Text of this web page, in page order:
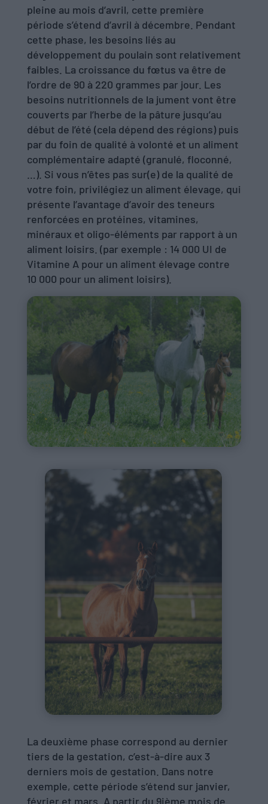
pleine au mois d’avril, cette première
période s’étend d’avril à décembre. Pendant
cette phase, les besoins liés au
développement du poulain sont relativement
faibles. La croissance du fœtus va être de
l’ordre de 90 à 220 grammes par jour. Les
besoins nutritionnels de la jument vont être
couverts par l’herbe de la pâture jusqu’au
début de l’été (cela dépend des régions) puis
par du foin de qualité à volonté et un aliment
complémentaire adapté (granulé, floconné,
…). Si vous n’êtes pas sur(e) de la qualité de
votre foin, privilégiez un aliment élevage, qui
présente l’avantage d’avoir des teneurs
renforcées en protéines, vitamines,
minéraux et oligo-éléments par rapport à un
aliment loisirs. (par exemple : 14 000 UI de
Vitamine A pour un aliment élevage contre
10 000 pour un aliment loisirs).
La deuxième phase correspond au dernier
tiers de la gestation, c’est-à-dire aux 3
derniers mois de gestation. Dans notre
exemple, cette période s’étend sur janvier,
février et mars. A partir du 9ième mois de